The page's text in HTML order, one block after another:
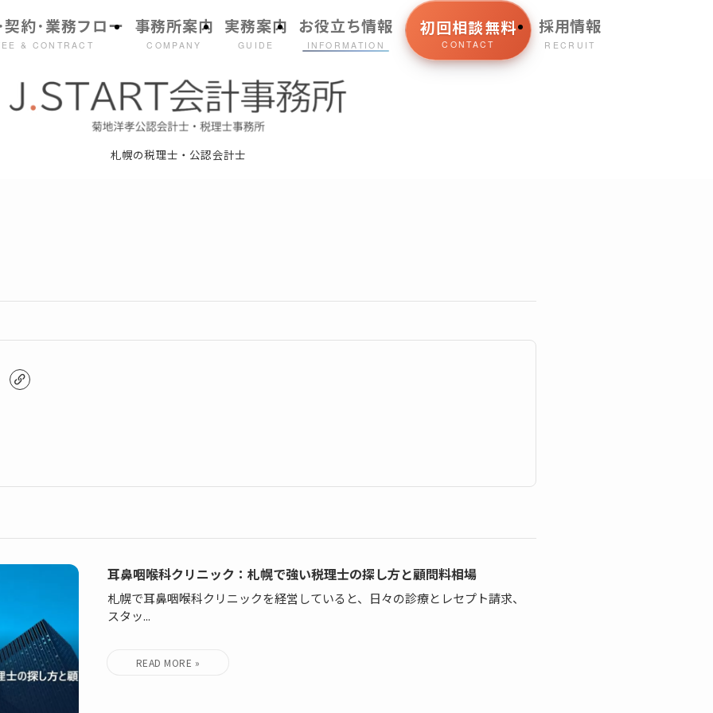
札幌の税理士・公認会計士
契約･業務フロー
& CONTRACT
事務所案内
COMPANY
実務案内
GUIDE
お役立ち情報
INFORMATION
初回相談無料
CONTACT
採用情報
RECRUIT
耳鼻咽喉科クリニック：札幌で強い税理士の探し方と顧問料相場
札幌で耳鼻咽喉科クリニックを経営していると、日々の診療とレセプト請求、
スタッ...